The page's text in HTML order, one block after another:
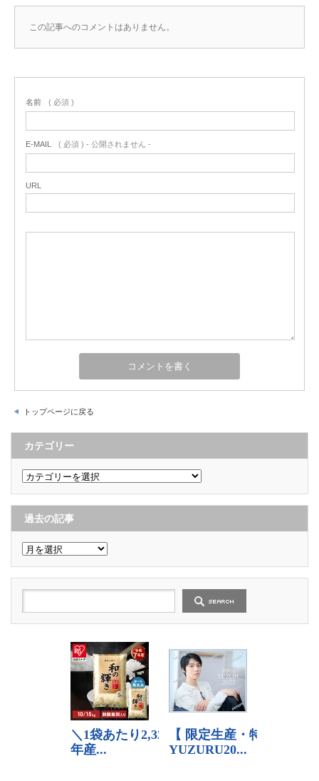
この記事へのコメントはありません。
名前 ( 必須 )
E-MAIL ( 必須 ) - 公開されません -
URL
トップページに戻る
カテゴリー
カ
テ
ゴ
リ
ー
過去の記事
過
去
の
記
事